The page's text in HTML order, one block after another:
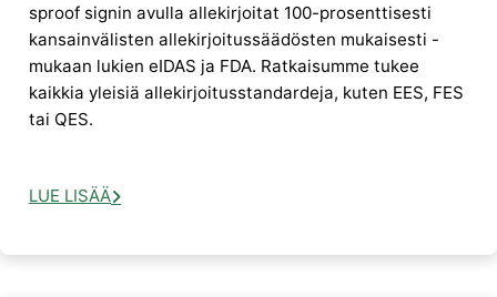
sproof signin avulla allekirjoitat 100-prosenttisesti
kansainvälisten allekirjoitussäädösten mukaisesti -
mukaan lukien eIDAS ja FDA. Ratkaisumme tukee
kaikkia yleisiä allekirjoitusstandardeja, kuten EES, FES
tai QES.
LUE LISÄÄ